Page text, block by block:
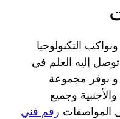
التكنولوجيا
إليه العلم في
و نوفر مجموعة
وجميع
المواصفات رقم فني